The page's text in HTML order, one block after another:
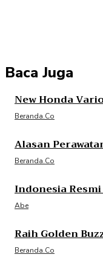
Baca Juga
New Honda
Beranda.co
Alasan
Beranda.co
Indonesia
Abe
Raih Golden
Beranda.co